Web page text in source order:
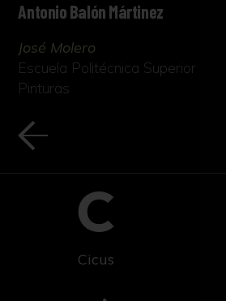
Antonio Balón Mártinez
José Molero
Escuela Politécnica Superior
Pinturas
Cicus